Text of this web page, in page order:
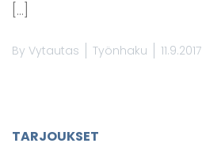
[…]
By Vytautas Työnhaku 11.9.2017
TARJOUKSET